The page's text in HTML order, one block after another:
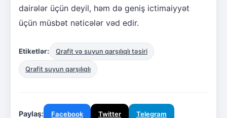
dairələr üçün deyil, həm də geniş ictimaiyyət
üçün müsbət nəticələr vəd edir.
Etiketlər: Qrafit və suyun qarşılıqlı təsiri
Qrafit suyun qarşılıqlı
Paylaş: Facebook Twitter Telegram